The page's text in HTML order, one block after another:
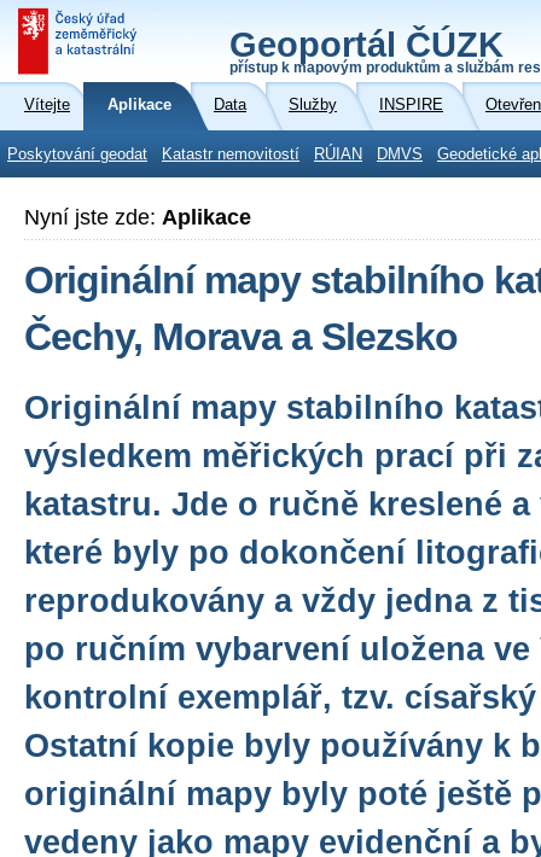
Geoportál ČÚZK
přístup k mapovým produktům a službám
Vítejte Aplikace Data Služby INSPIRE
Poskytování geodat Katastr nemovitostí RÚIAN DMVS Geodetické
Nyní jste zde: Aplikace
Originální mapy stabilního
Čechy, Morava a Slezsko
Originální mapy stabilního
výsledkem měřických prací při
katastru. Jde o ručně kreslené a
které byly po dokončení
reprodukovány a vždy jedna z
po ručním vybarvení uložena
kontrolní exemplář, tzv.
Ostatní kopie byly používány k
originální mapy byly poté ještě
vedeny jako mapy evidenční a